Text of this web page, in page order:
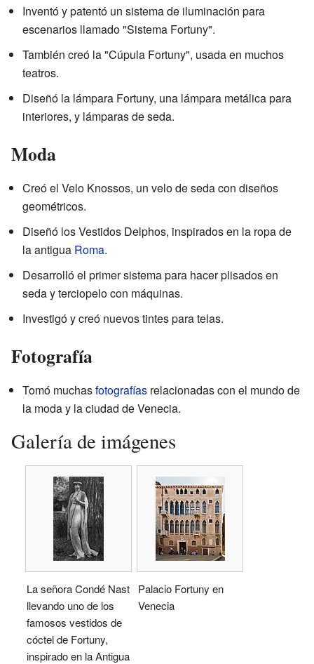
Inventó y patentó un sistema de iluminación para
escenarios llamado "Sistema Fortuny".
También creó la "Cúpula Fortuny", usada en muchos
teatros.
Diseñó la lámpara Fortuny, una lámpara metálica para
interiores, y lámparas de seda.
Moda
Creó el Velo Knossos, un velo de seda con diseños
geométricos.
Diseñó los Vestidos Delphos, inspirados en la ropa de
la antigua Roma.
Desarrolló el primer sistema para hacer plisados en
seda y terciopelo con máquinas.
Investigó y creó nuevos tintes para telas.
Fotografía
Tomó muchasfotografías relacionadas con el mundo de
la moda y la ciudad de Venecia.
Galería de imágenes
La señora Condé Nast
llevando uno de los
famosos vestidos de
cóctel de Fortuny,
inspirado en la Antigua
Palacio Fortuny en
Venecia